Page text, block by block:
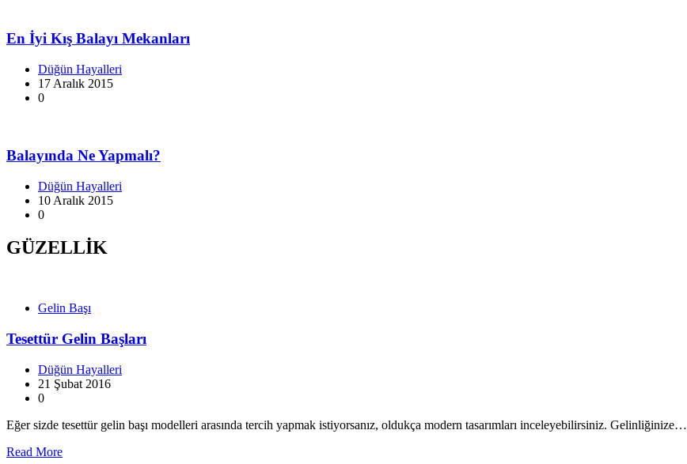
En İyi Kış Balayı Mekanları
Düğün Hayalleri
17 Aralık 2015
0
Balayında Ne Yapmalı?
Düğün Hayalleri
10 Aralık 2015
0
GÜZELLİK
Gelin Başı
Tesettür Gelin Başları
Düğün Hayalleri
21 Şubat 2016
0
Eğer sizde tesettür gelin başı modelleri arasında tercih yapmak istiyorsanız, oldukça modern tasarımları inceleyebilirsiniz. Gelinliğinize…
Read More